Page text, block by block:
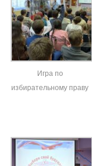
Игра по
избирательному праву